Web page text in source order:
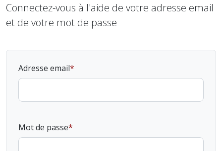
Connectez-vous à l'aide de votre adresse email
et de votre mot de passe
Adresse email
Mot de passe